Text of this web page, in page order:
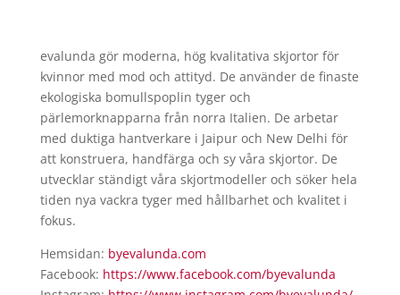
evalunda gör moderna, hög kvalitativa skjortor för
kvinnor med mod och attityd. De använder de finaste
ekologiska bomullspoplin tyger och
pärlemorknapparna från norra Italien. De arbetar
med duktiga hantverkare i Jaipur och New Delhi för
att konstruera, handfärga och sy våra skjortor. De
utvecklar ständigt våra skjortmodeller och söker hela
tiden nya vackra tyger med hållbarhet och kvalitet i
fokus.
Hemsidan: byevalunda.com
Facebook: https://www.facebook.com/byevalunda